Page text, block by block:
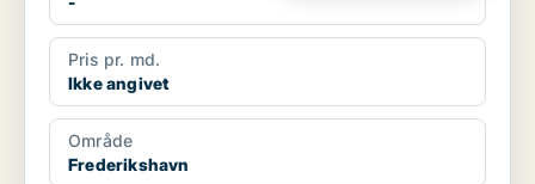
Pris pr. md.
Ikke angivet
Område
Frederikshavn